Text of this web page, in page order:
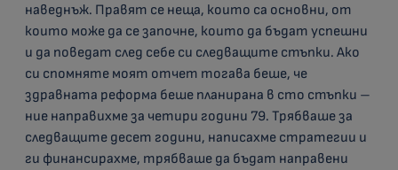
наведнъж. Правят се неща, които са основни, от
които може да се започне, които да бъдат успешни
и да поведат след себе си следващите стъпки. Ако
си спомняте моят отчет тогава беше, че
здравната реформа беше планирана в сто стъпки –
ние направихме за четири години 79. Трябваше за
следващите десет години, написахме стратегии и
ги финансирахме, трябваше да бъдат направени